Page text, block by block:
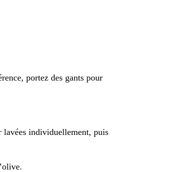
portez des gants pour
lavées individuellement, puis